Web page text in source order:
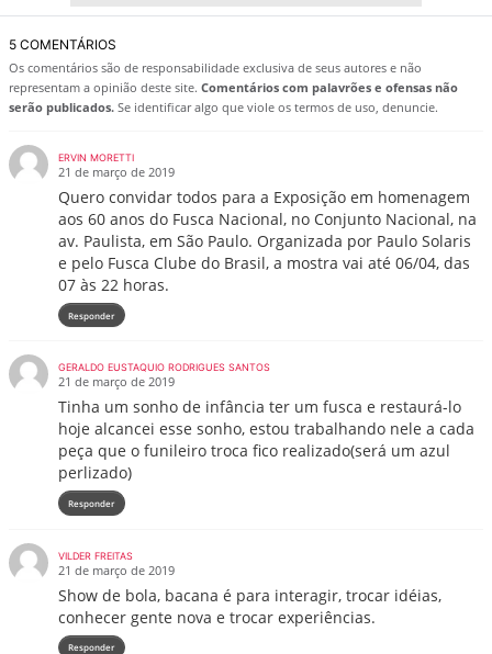
5 COMENTÁRIOS
Os comentários são de responsabilidade exclusiva de seus autores e não
representam a opinião deste site. Comentários com palavrões e ofensas não
serão publicados. Se identificar algo que viole os termos de uso, denuncie.
ERVIN MORETTI
21 de março de 2019
Quero convidar todos para a Exposição em homenagem
aos 60 anos do Fusca Nacional, no Conjunto Nacional, na
av. Paulista, em São Paulo. Organizada por Paulo Solaris
e pelo Fusca Clube do Brasil, a mostra vai até 06/04, das
07 às 22 horas.
Responder
GERALDO EUSTAQUIO RODRIGUES SANTOS
21 de março de 2019
Tinha um sonho de infância ter um fusca e restaurá-lo
hoje alcancei esse sonho, estou trabalhando nele a cada
peça que o funileiro troca fico realizado(será um azul
perlizado)
Responder
VILDER FREITAS
21 de março de 2019
Show de bola, bacana é para interagir, trocar idéias,
conhecer gente nova e trocar experiências.
Responder